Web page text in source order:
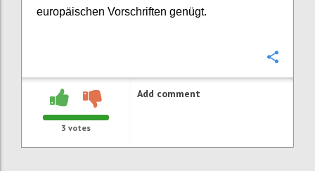
europäischen Vorschriften genügt.
3 votes
Add comment